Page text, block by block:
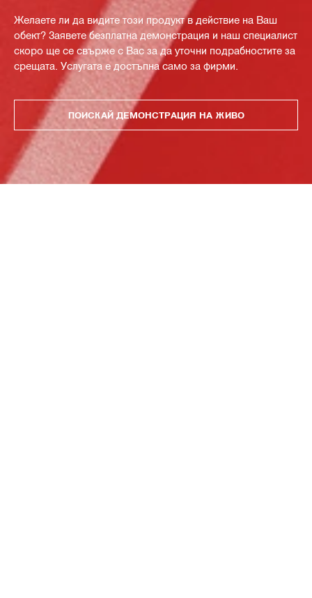
Желаете ли да видите този продукт в действие на Ваш
обект? Заявете безплатна демонстрация и наш специалист
скоро ще се свърже с Вас за да уточни подрабностите за
срещата. Услугата е достъпна само за фирми.
ПОИСКАЙ ДЕМОНСТРАЦИЯ НА ЖИВО